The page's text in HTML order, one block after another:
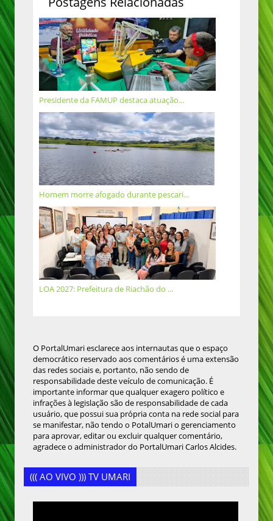
Presidente da FAMUP destaca atuação...
Homem morre afogado durante pescari...
LOA 2027: Prefeitura de Riachão do ...
O PortalUmari esclarece aos internautas que o espaço
democrático reservado aos comentários é uma extensão
das redes sociais e, portanto, não sendo de
responsabilidade deste veículo de comunicação. É
importante informar que qualquer exagero político e
infrações à legislação são de responsabilidade de cada
usuário, que possui sua própria conta na rede social para
se manifestar, não tendo o PotalUmari o gerenciamento
para aprovar, editar ou excluir qualquer comentário,
agradece o administrador do PortalUmari Carlos Alcides.
((( AO VIVO ))) TV UMARI